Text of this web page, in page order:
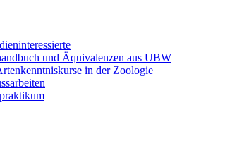
und Äquivalenzen aus UBW
in der Zoologie